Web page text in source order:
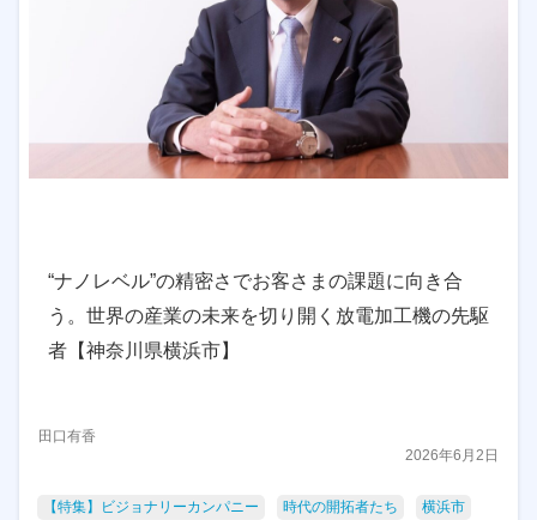
“ナノレベル”の精密さでお客さまの課題に向き合
う。世界の産業の未来を切り開く放電加工機の先駆
者【神奈川県横浜市】
田口有香
2026年6月2日
【特集】ビジョナリーカンパニー 時代の開拓者たち 横浜市